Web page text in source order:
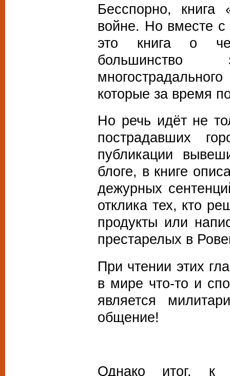
Бесспорно,
войне. Но вместе
это книга о
большинство
которые за время
Но речь идёт не
пострадавших
публикации
блоге, в книге
дежурных
отклика тех, кто
продукты или
престарелых в
При чтении этих
в мире что-то и
является
общение!
Однако итог, к